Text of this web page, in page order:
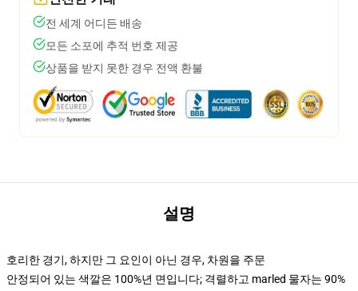
전 세계 어디든 배송
모든 소포에 추적 번호 제공
상품을 받지 못한 경우 전액 환불
설명
호리한 경기, 하지만 그 요인이 아닌 경우, 차원을 주문
안정되어 있는 색깔은 100%년 면입니다; 격렬하고 marled 물자는 90%